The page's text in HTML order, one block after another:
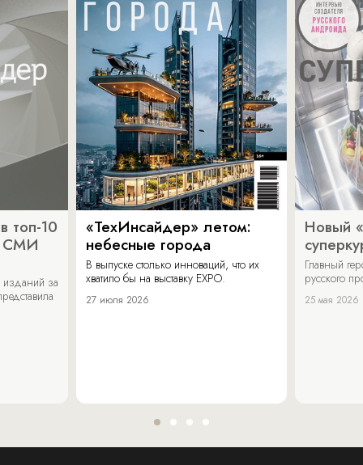
топ-10
СМИ
изданий за
«ТехИнсайдер» летом:
небесные города
В выпуске столько инноваций, что их
хватило бы на выставку EXPO.
27 июля 2026
Новый
Главный
русского
25 мая 2026